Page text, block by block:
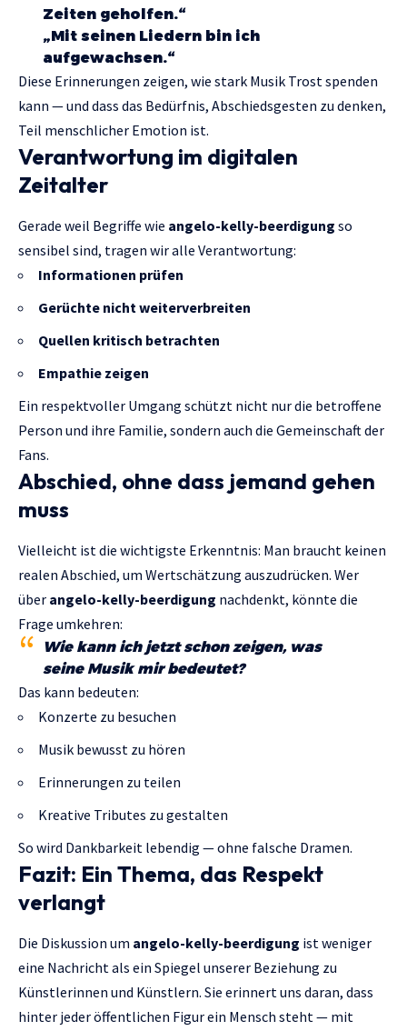
Zeiten geholfen.“
„Mit seinen Liedern bin ich
aufgewachsen.“
Diese Erinnerungen zeigen, wie stark Musik Trost spenden
kann — und dass das Bedürfnis, Abschiedsgesten zu denken,
Teil menschlicher Emotion ist.
Verantwortung im digitalen
Zeitalter
Gerade weil Begriffe wie angelo-kelly-beerdigung so
sensibel sind, tragen wir alle Verantwortung:
Informationen prüfen
Gerüchte nicht weiterverbreiten
Quellen kritisch betrachten
Empathie zeigen
Ein respektvoller Umgang schützt nicht nur die betroffene
Person und ihre Familie, sondern auch die Gemeinschaft der
Fans.
Abschied, ohne dass jemand gehen
muss
Vielleicht ist die wichtigste Erkenntnis: Man braucht keinen
realen Abschied, um Wertschätzung auszudrücken. Wer
über angelo-kelly-beerdigung nachdenkt, könnte die
Frage umkehren:
Wie kann ich jetzt schon zeigen, was
seine Musik mir bedeutet?
Das kann bedeuten:
Konzerte zu besuchen
Musik bewusst zu hören
Erinnerungen zu teilen
Kreative Tributes zu gestalten
So wird Dankbarkeit lebendig — ohne falsche Dramen.
Fazit: Ein Thema, das Respekt
verlangt
Die Diskussion um angelo-kelly-beerdigung ist weniger
eine Nachricht als ein Spiegel unserer Beziehung zu
Künstlerinnen und Künstlern. Sie erinnert uns daran, dass
hinter jeder öffentlichen Figur ein Mensch steht — mit